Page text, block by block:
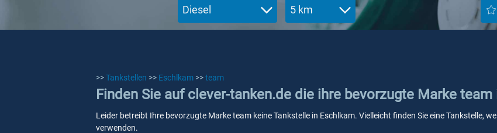
Diesel 5 km
>>Tankstellen >> Eschlkam >>team
Finden Sie auf clever-tanken.de die ihre bevorzugte Marke
Leider betreibt Ihre bevorzugte Marke team keine Tankstelle in Eschlkam. Vielleicht finden Sie eine Tankstelle,
verwenden.